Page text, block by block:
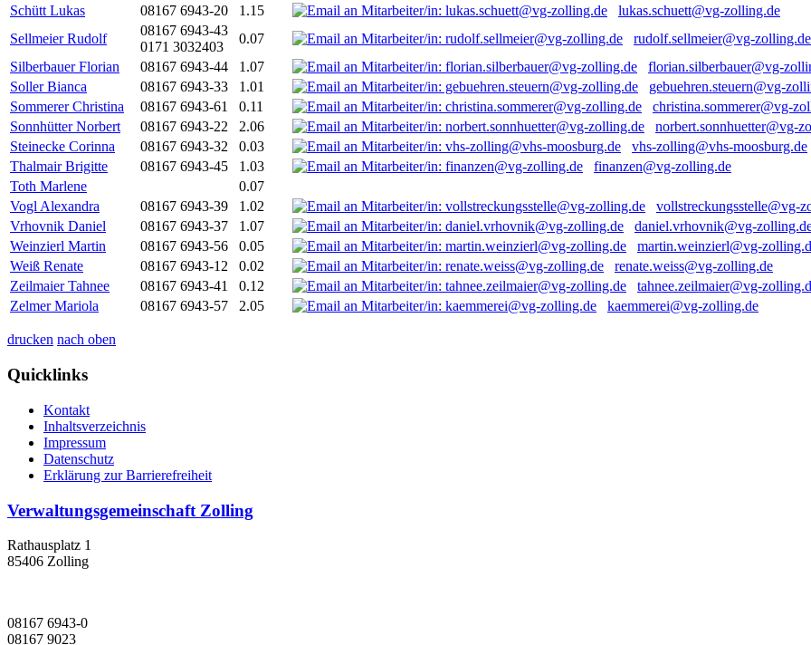
Schütt Lukas
08167 6943-20 1.15
lukas.schuett@vg-zolling.de
Sellmeier Rudolf
08167 6943-43
0171 3032403
0.07
rudolf.sellmeier@vg-zolling.de
Silberbauer Florian
08167 6943-44 1.07
florian.silberbauer@vg-
Soller Bianca
08167 6943-33 1.01
gebuehren.steuern@vg-
Sommerer Christina
08167 6943-61 0.11
christina.sommerer@vg-
Sonnhütter Norbert
08167 6943-22 2.06
norbert.sonnhuetter@vg-
Steinecke Corinna
08167 6943-32 0.03
vhs-zolling@vhs-moosburg.de
Thalmair Brigitte
08167 6943-45 1.03
finanzen@vg-zolling.de
Toth Marlene
0.07
Vogl Alexandra
08167 6943-39 1.02
vollstreckungsstelle@vg-
Vrhovnik Daniel
08167 6943-37 1.07
daniel.vrhovnik@vg-
Weinzierl Martin
08167 6943-56 0.05
martin.weinzierl@vg-
Weiß Renate
08167 6943-12 0.02
renate.weiss@vg-zolling.de
Zeilmaier Tahnee
08167 6943-41 0.12
tahnee.zeilmaier@vg-
Zelmer Mariola
08167 6943-57 2.05 kaemmerei@vg-zolling.de
drucken nach oben
Quicklinks
Kontakt
Inhaltsverzeichnis
Impressum
Datenschutz
Erklärung zur Barrierefreiheit
Verwaltungsgemeinschaft Zolling
Rathausplatz 1
85406 Zolling
08167 6943-0
08167 9023